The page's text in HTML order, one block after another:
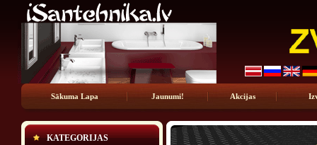
Sākuma Lapa Jaunumi! Akcijas
KATEGORIJAS